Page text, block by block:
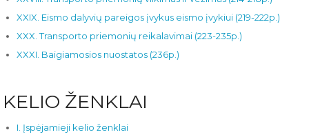
XXIX. Eismo dalyvių pareigos įvykus eismo įvykiui (219-222p.)
XXX. Transporto priemonių reikalavimai (223-235p.)
XXXI. Baigiamosios nuostatos (236p.)
KELIO ŽENKLAI
I. Įspėjamieji kelio ženklai